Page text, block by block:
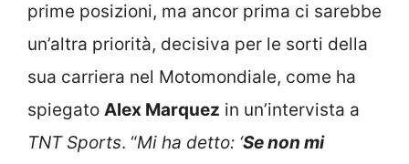
prime posizioni, ma ancor prima ci sarebbe
un’altra priorità, decisiva per le sorti della
sua carriera nel Motomondiale, come ha
spiegato Alex Marquez in un’intervista a
TNT Sports. “Mi ha detto: ‘Se non mi